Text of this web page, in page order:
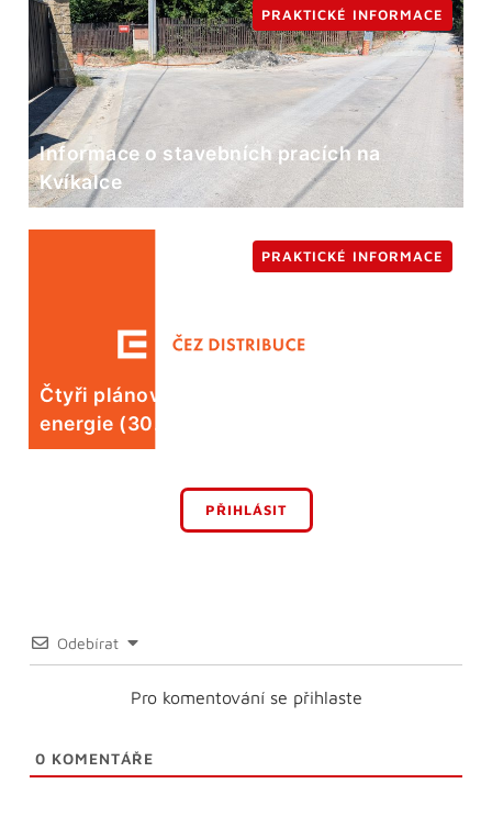
Informace o stavebních pracích na
Kvíkalce
PRAKTICKÉ INFORMACE
Čtyři plánované odstávky elektrické
energie (30. 7.)
PRAKTICKÉ INFORMACE
PŘIHLÁSIT
Odebírat
Pro komentování se přihlaste
0 KOMENTÁŘE